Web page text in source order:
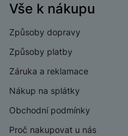
Vše k nákupu
Způsoby dopravy
Způsoby platby
Záruka a reklamace
Nákup na splátky
Obchodní podmínky
Proč nakupovat u nás